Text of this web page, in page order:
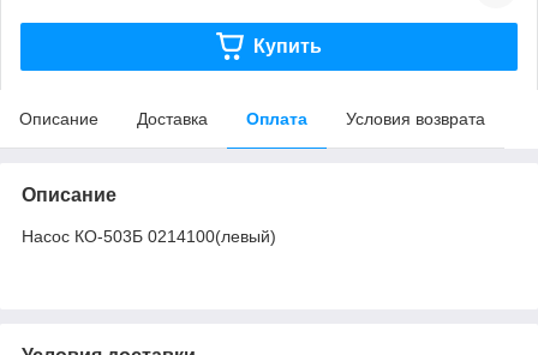
Купить
Описание Доставка Оплата Условия возврата
Описание
Насос КО-503Б 0214100(левый)